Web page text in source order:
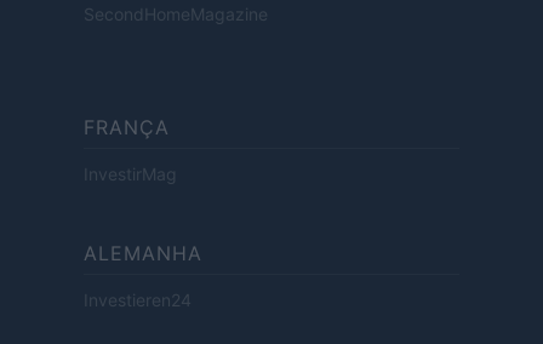
SecondHomeMagazine
FRANÇA
InvestirMag
ALEMANHA
Investieren24